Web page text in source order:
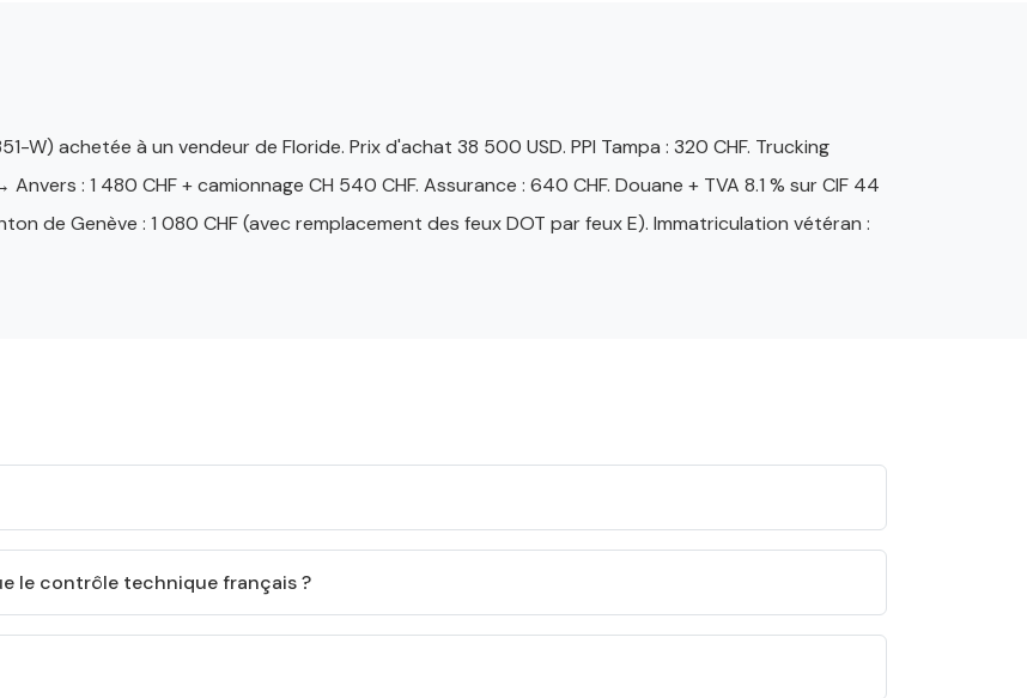
W) achetée à un vendeur de Floride. Prix d'achat 38 500 USD. PPI Tampa : 320 CHF. Trucking
: 1 480 CHF + camionnage CH 540 CHF. Assurance : 640 CHF. Douane + TVA 8.1 % sur CIF 44
de Genève : 1 080 CHF (avec remplacement des feux DOT par feux E). Immatriculation vétéran :
le contrôle technique français ?